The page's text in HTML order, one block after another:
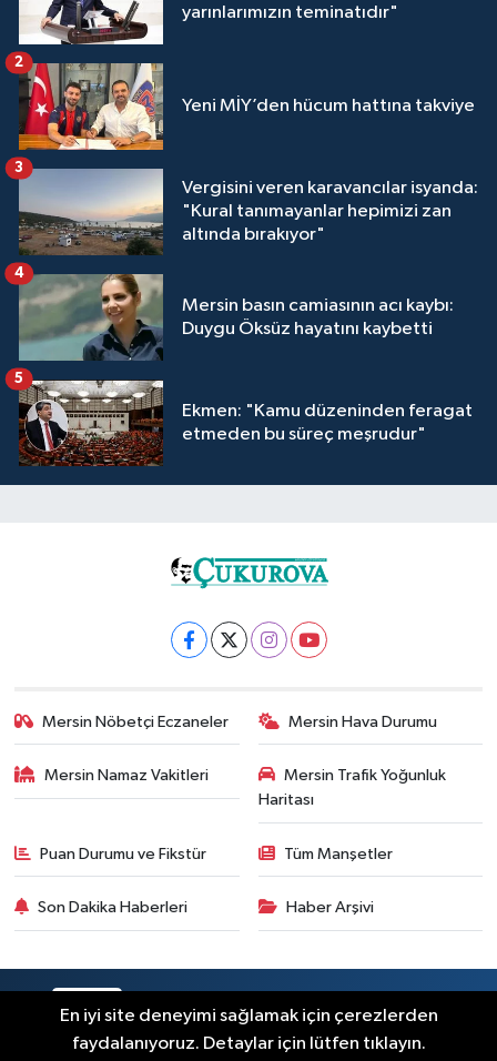
yarınlarımızın teminatıdır"
Yeni MİY’den hücum hattına takviye
2
Vergisini veren karavancılar isyanda:
"Kural tanımayanlar hepimizi zan
altında bırakıyor"
3
Mersin basın camiasının acı kaybı:
Duygu Öksüz hayatını kaybetti
4
Ekmen: "Kamu düzeninden feragat
etmeden bu süreç meşrudur"
5
Mersin Nöbetçi Eczaneler Mersin Hava Durumu
Mersin Namaz Vakitleri
Mersin Trafik Yoğunluk
Haritası
Puan Durumu ve Fikstür Tüm Manşetler
Son Dakika Haberleri Haber Arşivi
RSS Copyright © 2025. Her hakkı saklıdır.
En iyi site deneyimi sağlamak için çerezlerden
faydalanıyoruz. Detaylar için lütfen tıklayın.